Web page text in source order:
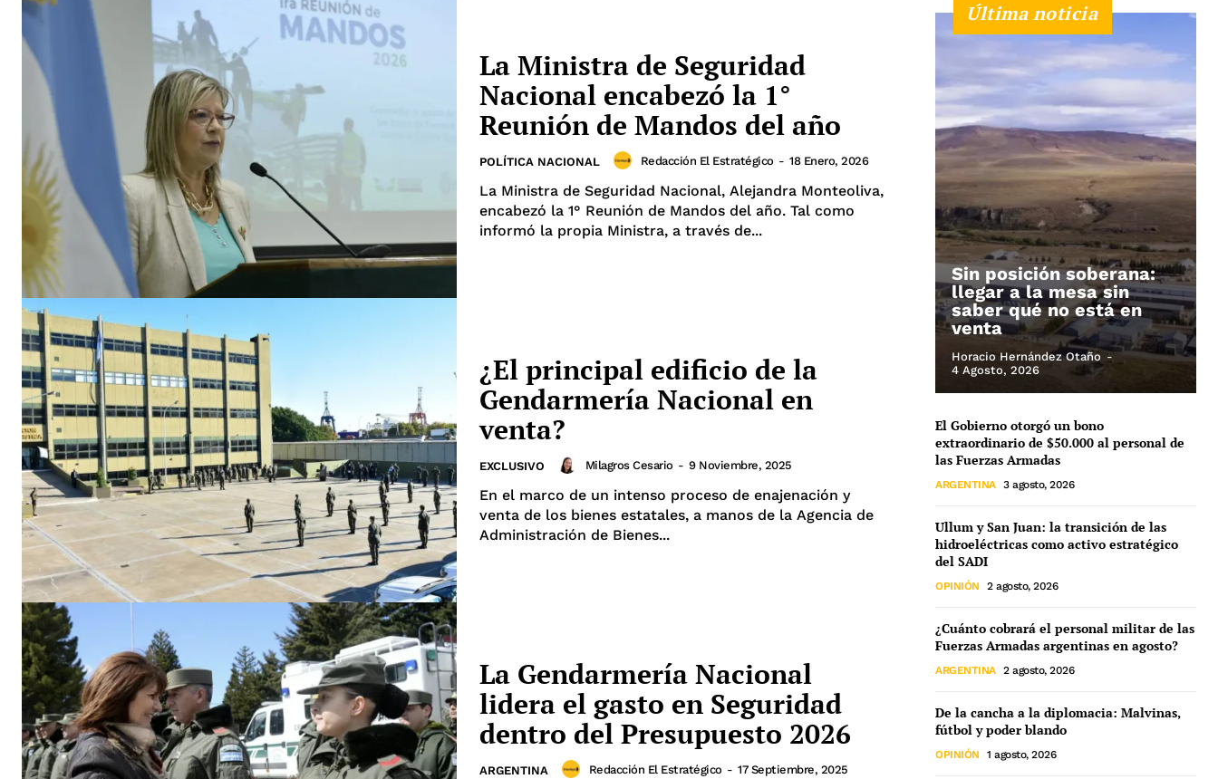
La Ministra de Seguridad
Nacional encabezó la 1°
Reunión de Mandos del año
POLÍTICA NACIONAL Redacción El Estratégico - 18 Enero, 2026
La Ministra de Seguridad Nacional, Alejandra Monteoliva,
encabezó la 1° Reunión de Mandos del año. Tal como
informó la propia Ministra, a través de...
¿El principal edificio de la
Gendarmería Nacional en
venta?
EXCLUSIVO Milagros Cesario - 9 Noviembre, 2025
En el marco de un intenso proceso de enajenación y
venta de los bienes estatales, a manos de la Agencia de
Administración de Bienes...
La Gendarmería Nacional
lidera el gasto en Seguridad
dentro del Presupuesto 2026
ARGENTINA Redacción El Estratégico - 17 Septiembre, 2025
Última noticia
Sin posición soberana:
llegar a la mesa sin
saber qué no está en
venta
Horacio Hernández Otaño -
4 Agosto, 2026
El Gobierno otorgó un bono
extraordinario de $50.000 al personal de
las Fuerzas Armadas
ARGENTINA 3 agosto, 2026
Ullum y San Juan: la transición de las
hidroeléctricas como activo estratégico
del SADI
OPINIÓN 2 agosto, 2026
¿Cuánto cobrará el personal militar de las
Fuerzas Armadas argentinas en agosto?
ARGENTINA 2 agosto, 2026
De la cancha a la diplomacia: Malvinas,
fútbol y poder blando
OPINIÓN 1 agosto, 2026